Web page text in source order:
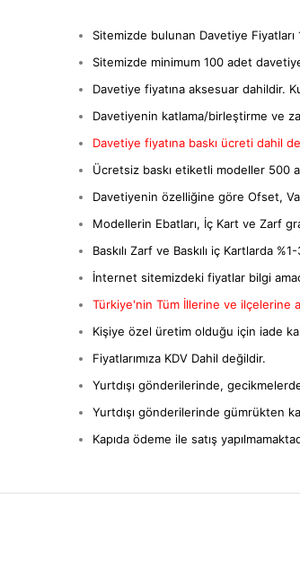
Sitemizde bulunan Davetiye
Sitemizde minimum 100 adet
Davetiye fiyatına aksesuar dahildir.
Davetiyenin katlama/birleştirme ve
Davetiye fiyatına baskı ücreti dahil
Ücretsiz baskı etiketli modeller 500
Davetiyenin özelliğine göre Ofset,
Modellerin Ebatları, İç Kart ve Zarf
Baskılı Zarf ve Baskılı iç Kartlarda
İnternet sitemizdeki fiyatlar bilgi
Türkiye'nin Tüm İllerine ve ilçelerine
Kişiye özel üretim olduğu için iade
Fiyatlarımıza KDV Dahil değildir.
Yurtdışı gönderilerinde,
Yurtdışı gönderilerinde gümrükten
Kapıda ödeme ile satış